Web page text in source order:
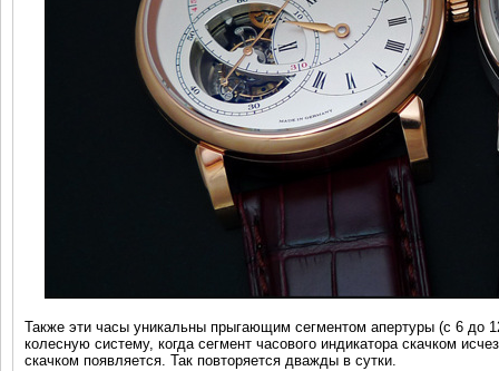
Также эти часы уникальны прыгающим сегментом апертуры (с 6 до
колесную систему, когда сегмент часового индикатора скачком
скачком появляется. Так повторяется дважды в сутки.